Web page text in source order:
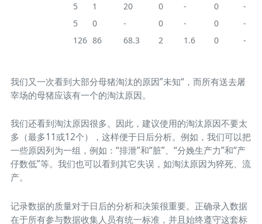
5 1 20 0 - 0
-
5 0 - 0 - 0
-
126 86 68.3 2 1.6 0
-
我们又一次看到大部分母猪淘汰的原因”未知“，而所有送去屠
宰场的母猪应该有一个的淘汰原因。
我们还看到淘汰原因很多。因此，建议使用的淘汰原因不要太
多（最多11或12个），这样便于日后分析。例如，我们可以把
一些原因列为一组，例如：“排泄”和“脏”、“分娩生产力”和“产
仔数低”等。我们也可以看到其它失误，如淘汰原因为猝死、流
产。
记录数据的质量对于日后的分析和决策很重要。正确录入数据
在于所有参与数据收集人员有统一标准，并且始终遵守这套标